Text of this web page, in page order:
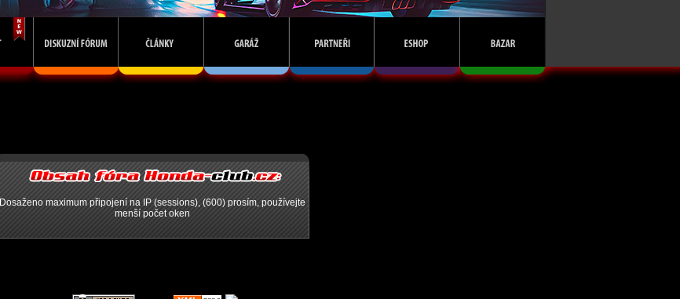
Dosaženo maximum připojení na IP (sessions), (600) prosím, používejte
menší počet oken